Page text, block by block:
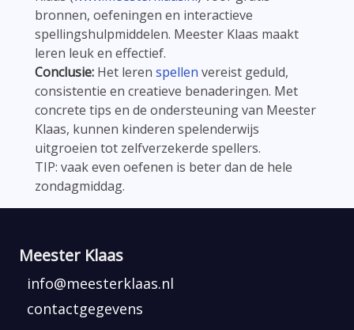
bronnen, oefeningen en interactieve
spellingshulpmiddelen. Meester Klaas maakt
leren leuk en effectief.
Conclusie: Het leren spellen vereist geduld,
consistentie en creatieve benaderingen. Met
concrete tips en de ondersteuning van Meester
Klaas, kunnen kinderen spelenderwijs
uitgroeien tot zelfverzekerde spellers.
TIP: vaak even oefenen is beter dan de hele
zondagmiddag.
Meester Klaas
info@meesterklaas.nl
contactgegevens